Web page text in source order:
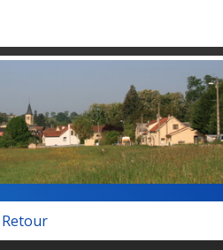
Retour